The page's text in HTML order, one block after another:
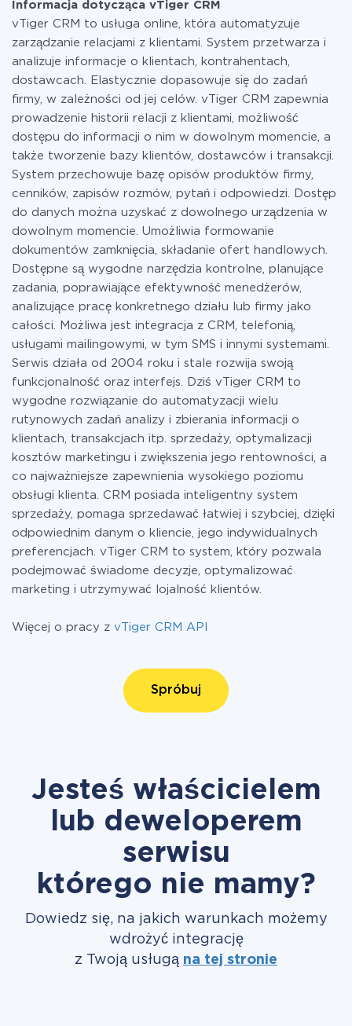
w razie potrzeby przełączyć się na płatną. Więcej
informacji otaryfach.
Informacja dotycząca vTiger CRM
vTiger CRM to usługa online, która automatyzuje
zarządzanie relacjami z klientami. System przetwarza i
analizuje informacje o klientach, kontrahentach,
dostawcach. Elastycznie dopasowuje się do zadań
firmy, w zależności od jej celów. vTiger CRM zapewnia
prowadzenie historii relacji z klientami, możliwość
dostępu do informacji o nim w dowolnym momencie, a
także tworzenie bazy klientów, dostawców i transakcji.
System przechowuje bazę opisów produktów firmy,
cenników, zapisów rozmów, pytań i odpowiedzi. Dostęp
do danych można uzyskać z dowolnego urządzenia w
dowolnym momencie. Umożliwia formowanie
dokumentów zamknięcia, składanie ofert handlowych.
Dostępne są wygodne narzędzia kontrolne, planujące
zadania, poprawiające efektywność menedżerów,
analizujące pracę konkretnego działu lub firmy jako
całości. Możliwa jest integracja z CRM, telefonią,
usługami mailingowymi, w tym SMS i innymi systemami.
Serwis działa od 2004 roku i stale rozwija swoją
funkcjonalność oraz interfejs. Dziś vTiger CRM to
wygodne rozwiązanie do automatyzacji wielu
rutynowych zadań analizy i zbierania informacji o
klientach, transakcjach itp. sprzedaży, optymalizacji
kosztów marketingu i zwiększenia jego rentowności, a
co najważniejsze zapewnienia wysokiego poziomu
obsługi klienta. CRM posiada inteligentny system
sprzedaży, pomaga sprzedawać łatwiej i szybciej, dzięki
odpowiednim danym o kliencie, jego indywidualnych
preferencjach. vTiger CRM to system, który pozwala
podejmować świadome decyzje, optymalizować
marketing i utrzymywać lojalność klientów.
Więcej o pracy z vTiger CRM API
Spróbuj
Jesteś właścicielem
lub deweloperem
serwisu
którego nie mamy?
Dowiedz się, na jakich warunkach możemy
wdrożyć integrację
z Twoją usługą na tej stronie